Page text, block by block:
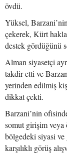
övdü.
Yüksel,
çekerek, Kürt
destek gördüğünü
Alman siyasetçi
takdir etti ve
yerinden edilmiş
dikkat çekti.
Barzani’nin
somut girişim veya
bölgedeki siyasi
karşılıklı görüş